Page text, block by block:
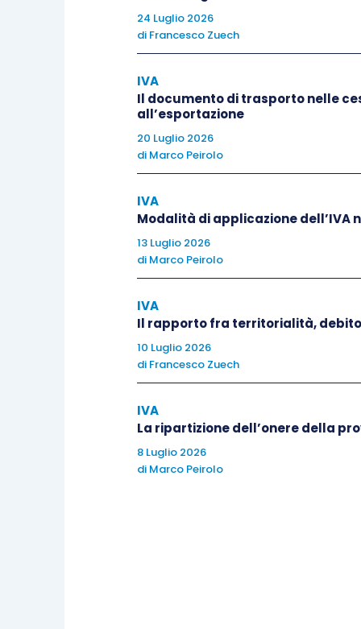
contabilizzato
che effettua, nella sua
L’autofattura viene quindi
o con l’indicazione della non
Successivamente, per
tour operatorilcorrispettivo
spettante.
al viaggio, e il giroconto dello
provvigione maturata):
queste operazioni di riscossione
24 Luglio 2026
di Francesco Zuech
IVA
Il documento di trasporto nelle
all’esportazione
20 Luglio 2026
di Marco Peirolo
IVA
Modalità di applicazione
13 Luglio 2026
di Marco Peirolo
IVA
Il rapporto fra territorialità,
10 Luglio 2026
di Francesco Zuech
IVA
La ripartizione dell’onere della
8 Luglio 2026
di Marco Peirolo